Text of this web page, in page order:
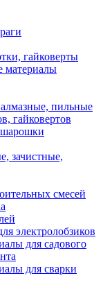
гайковерты
материалы
пильные
гайковертов
зачистные,
смесей
электролобзиков
для садового
для сварки